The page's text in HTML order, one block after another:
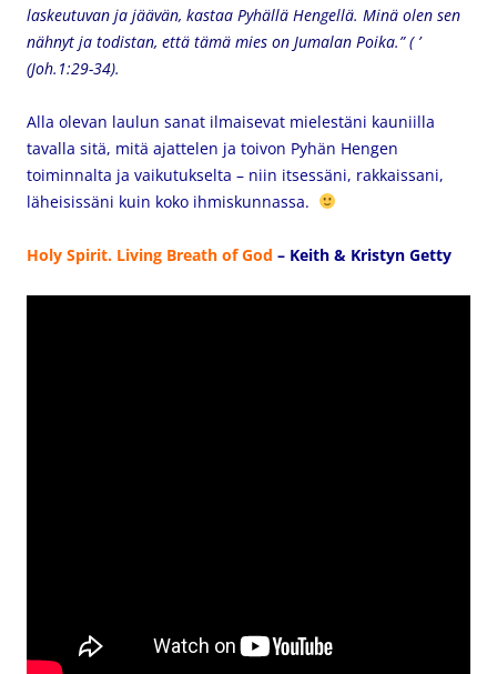
laskeutuvan ja jäävän, kastaa Pyhällä Hengellä. Minä olen sen
nähnyt ja todistan, että tämä mies on Jumalan Poika.” ( ’
(Joh.1:29-34).
Alla olevan laulun sanat ilmaisevat mielestäni kauniilla
tavalla sitä, mitä ajattelen ja toivon Pyhän Hengen
toiminnalta ja vaikutukselta – niin itsessäni, rakkaissani,
läheisissäni kuin koko ihmiskunnassa.
Holy Spirit. Living Breath of God – Keith & Kristyn Getty